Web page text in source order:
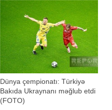
görüşündə qalib müəyyənləşməyib.
Milli Gimnastika Arenasında baş
tutan görüş 0:0 hesabı ilə
yekunlaşıb. Qeyd edək ki, düny
Dünya çempionatı: Türkiyə
Bakıda Ukraynanı məğlub etdi
(FOTO)